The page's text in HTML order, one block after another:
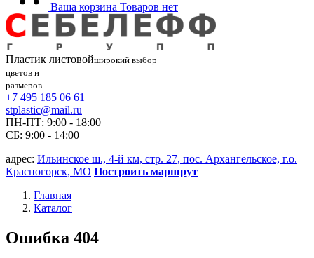
Ваша корзина Товаров нет
Пластик листовойширокий выбор
цветов и
размеров
+7 495 185 06 61
stplastic@mail.ru
ПН-ПТ: 9:00 - 18:00
СБ: 9:00 - 14:00
адрес: Ильинское ш., 4-й км, стр. 27, пос. Архангельское, г.о.
Красногорск, МО Построить маршрут
Главная
Каталог
Ошибка 404